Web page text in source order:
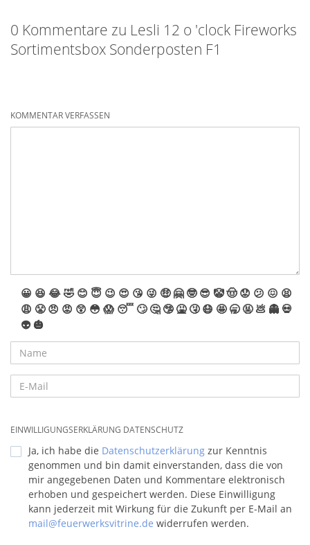
0 Kommentare zu Lesli 12 o 'clock Fireworks
Sortimentsbox Sonderposten F1
KOMMENTAR VERFASSEN
😀 😆 😂🤣 😊 😇 😉 😍 😘 😜 🤑 🤗 🤓 😎 🤡🤠 😟 😕 😖 😫
😩 😤 😠 😡 😲 😳 😱 😴 🙄 🤔 🤥 🤮 🤧 😷 🤩 🥱 🤬 💩 👻 💀
👽 🎃
EINWILLIGUNGSERKLÄRUNG DATENSCHUTZ
Ja, ich habe die Datenschutzerklärung zur Kenntnis
genommen und bin damit einverstanden, dass die von
mir angegebenen Daten und Kommentare elektronisch
erhoben und gespeichert werden. Diese Einwilligung
kann jederzeit mit Wirkung für die Zukunft per E-Mail an
mail@feuerwerksvitrine.de widerrufen werden.